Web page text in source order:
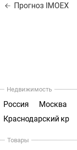
Прогноз IMOEX
Недвижимость
Россия Москва
Краснодарский кр
Товары